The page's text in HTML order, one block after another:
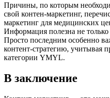
Причины, по которым
свой контен-маркетинг,
маркетинг для медицинских
Информация полезна не
Просто последним особенно
контент-стратегию, учитывая
категории YMYL.
В заключение